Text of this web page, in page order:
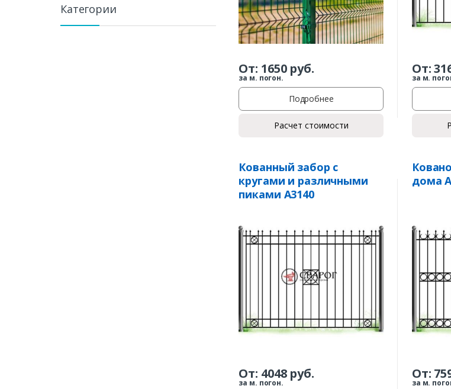
Ваше имя*
От: 1650руб.
за м. погон.
Подробнее
Расчет стоимости
От:
за м.
Кованный забор с
кругами и различными
пиками А3140
От: 4048руб.
за м. погон.
дома
От:
за м.
Категории